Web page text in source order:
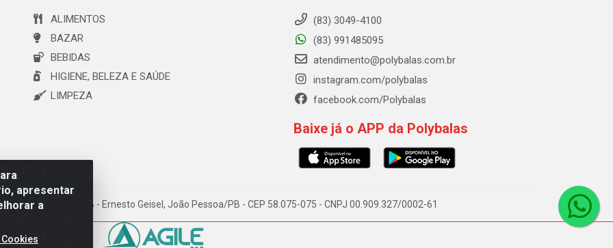
apresentar
a
ALIMENTOS
BAZAR
BEBIDAS
HIGIENE, BELEZA E SAÚDE
LIMPEZA
(83) 3049-4100
(83) 991485095
atendimento@polybalas.com.br
instagram.com/polybalas
facebook.com/Polybalas
Baixe já o APP da Polybalas
173 Galpão B - Ernesto Geisel, João Pessoa/PB - CEP 58.075-075 - CNPJ 00.909.327/0002-61